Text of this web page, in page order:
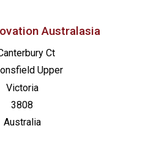
Australasia
Ct
Upper
Victoria
3808
Australia